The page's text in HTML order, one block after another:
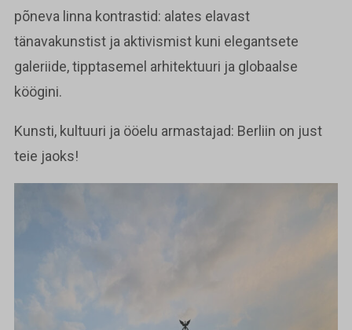
põneva linna kontrastid: alates elavast
tänavakunstist ja aktivismist kuni elegantsete
galeriide, tipptasemel arhitektuuri ja globaalse
köögini.
Kunsti, kultuuri ja ööelu armastajad: Berliin on just
teie jaoks!